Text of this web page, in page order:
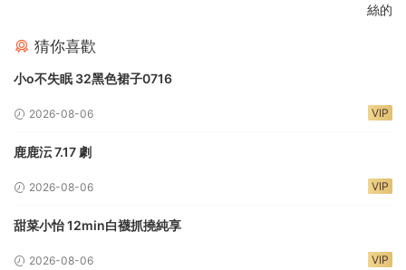
絲的
猜你喜歡
小o不失眠 32黑色裙子0716
2026-08-06 VIP
鹿鹿沄 7.17 劇
2026-08-06 VIP
甜菜小怡 12min白襪抓撓純享
2026-08-06 VIP